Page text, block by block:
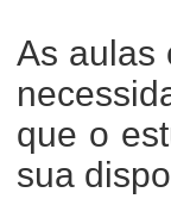
As aulas
que o
sua